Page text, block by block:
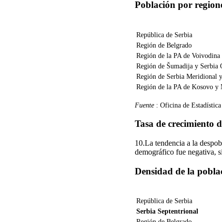
Población por
República de Serbia
Región de Belgrado
Región de la PA de Voivodina
Región de Šumadija y Serbia
Región de Serbia Meridional
Región de la PA de Kosovo y
Fuente : Oficina de
Tasa de crecimiento
10.La tendencia a la
demográfico fue negativa,
Densidad de la
República de Serbia
Serbia Septentrional